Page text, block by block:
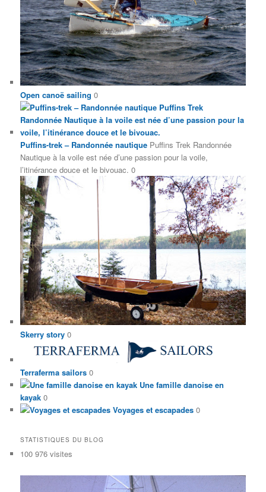
Open canoë sailing 0
Puffins-trek – Randonnée nautique Puffins Trek Randonnée
Nautique à la voile est née d’une passion pour la voile,
l’itinérance douce et le bivouac. 0
Skerry story 0
Terraferma sailors 0
Une famille danoise en
kayak 0
Voyages et escapades 0
STATISTIQUES DU BLOG
100 976 visites